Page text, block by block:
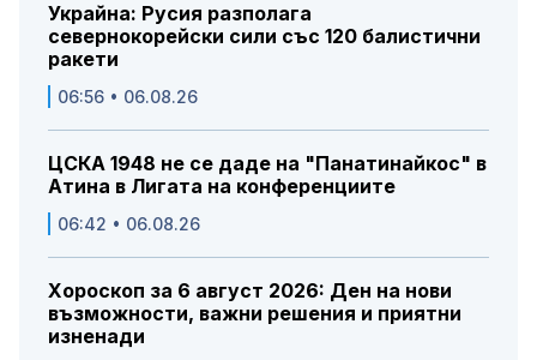
Украйна: Русия разполага
севернокорейски сили със 120 балистични
ракети
06:56 • 06.08.26
ЦСКА 1948 не се даде на "Панатинайкос" в
Атина в Лигата на конференциите
06:42 • 06.08.26
Хороскоп за 6 август 2026: Ден на нови
възможности, важни решения и приятни
изненади